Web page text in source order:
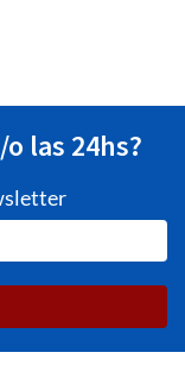
las 24hs?